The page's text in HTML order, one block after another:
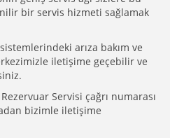
bir servis hizmeti sağlamak
arıza bakım ve
iletişime geçebilir ve
Rezervuar Servisi çağrı numarası
bizimle iletişime